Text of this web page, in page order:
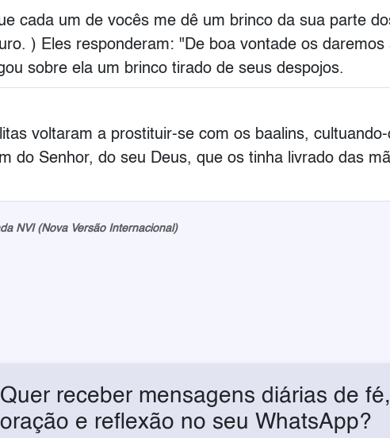
cada um de vocês me dê um brinco da sua parte
) Eles responderam: "De boa vontade os
sobre ela um brinco tirado de seus despojos.
voltaram a prostituir-se com os baalins,
do Senhor, do seu Deus, que os tinha livrado das
NVI (Nova Versão Internacional)
Quer receber mensagens diárias de fé,
oração e reflexão no seu WhatsApp?